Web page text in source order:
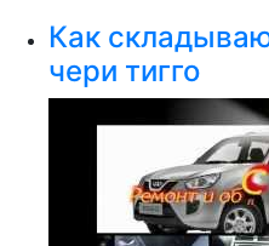
Как
чери тигго